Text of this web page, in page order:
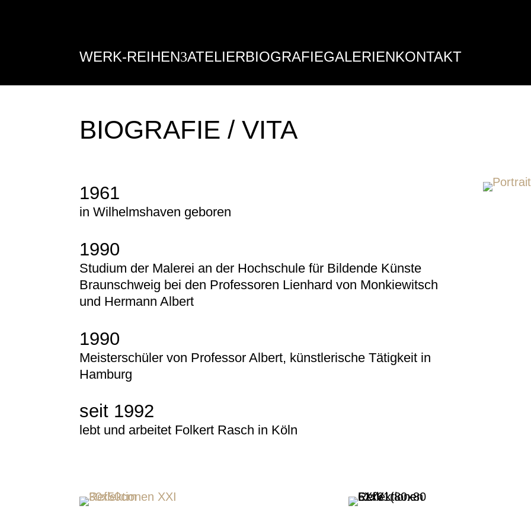
WERK-REIHEN ATELIERBIOGRAFIEGALERIENKONTAKT
BIOGRAFIE / VITA
1961
in Wilhelmshaven geboren
1990
Studium der Malerei an der Hochschule für Bildende Künste
Braunschweig bei den Professoren Lienhard von Monkiewitsch
und Hermann Albert
1990
Meisterschüler von Professor Albert, künstlerische Tätigkeit in
Hamburg
seit 1992
lebt und arbeitet Folkert Rasch in Köln